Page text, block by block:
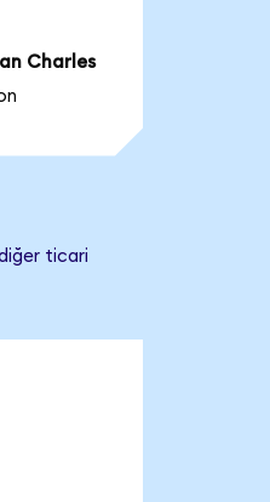
Charles
ticari